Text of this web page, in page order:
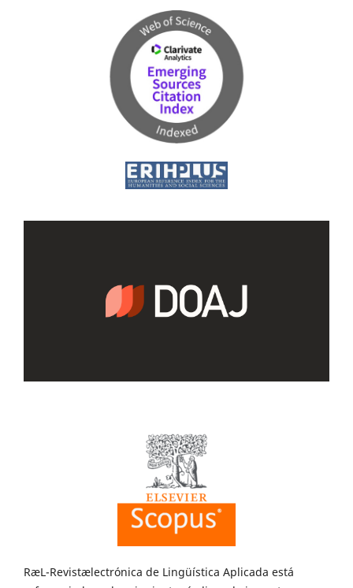
RæL-Revistælectrónica de Lingüística Aplicada está